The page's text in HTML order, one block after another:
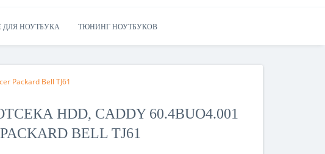
НОУТБУКА ТЮНИНГ НОУТБУКОВ
Packard Bell TJ61
HDD, CADDY 60.4BUO4.001
BELL TJ61